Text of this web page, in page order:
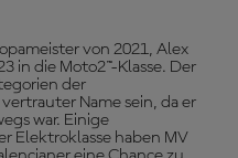
von 2021, Alex
in die Moto2™-Klasse. Der
der
Name sein, da er
war. Einige
Elektroklasse haben MV